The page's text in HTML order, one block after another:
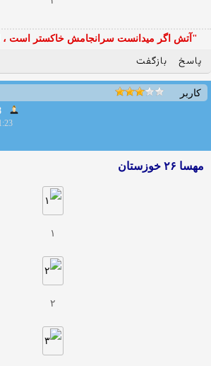
"آتش اگر ميدانست سرانجامش خاكستر است ،
پاسخ بازگفت
کاربر
مهسا ۲۶ خوزستان
۱
۲